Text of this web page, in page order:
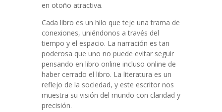
en otoño atractiva.
Cada libro es un hilo que teje una trama de
conexiones, uniéndonos a través del
tiempo y el espacio. La narración es tan
poderosa que uno no puede evitar seguir
pensando en libro online​ incluso online de
haber cerrado el libro. La literatura es un
reflejo de la sociedad, y este escritor nos
muestra su visión del mundo con claridad y
precisión.